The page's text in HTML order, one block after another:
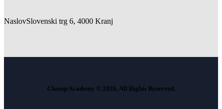
NaslovSlovenski trg 6, 4000 Kranj
Champ Academy © 2026. All Rights Reserved.